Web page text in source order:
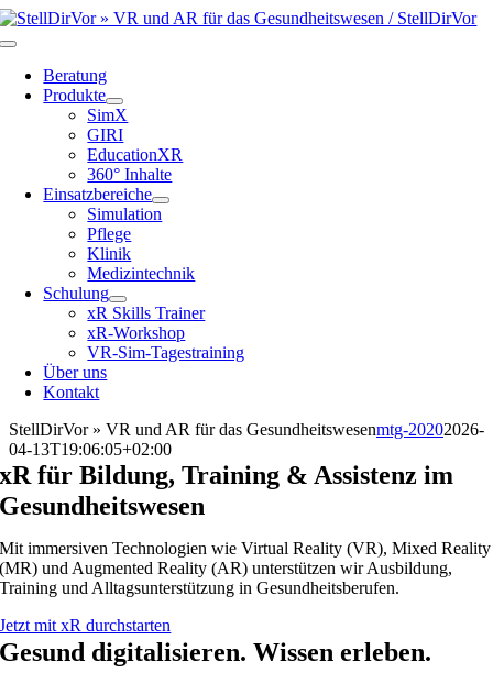
Zum
Inhalt
Toggle
NavigationBeratung
Produkte
SimX
GIRI
EducationXR
360° Inhalte
Einsatzbereiche
Simulation
Pflege
Klinik
Medizintechnik
Schulung
xR Skills Trainer
xR-Workshop
VR-Sim-Tagestraining
Über uns
Kontakt
StellDirVor » VR und AR für das Gesundheitswesenmtg-20202026-
04-13T19:06:05+02:00
xR für Bildung, Training & Assistenz im
Gesundheitswesen
Mit immersiven Technologien wie Virtual Reality (VR), Mixed Reality
(MR) und Augmented Reality (AR) unterstützen wir Ausbildung,
Training und Alltagsunterstützung in Gesundheitsberufen.
Jetzt mit xR durchstarten
Gesund digitalisieren. Wissen erleben.